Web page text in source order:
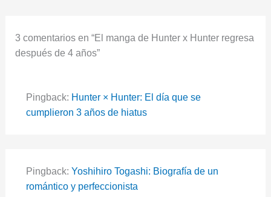
3 comentarios en “El manga de Hunter x Hunter regresa
después de 4 años”
Pingback: Hunter × Hunter: El día que se
cumplieron 3 años de hiatus
Pingback: Yoshihiro Togashi: Biografía de un
romántico y perfeccionista